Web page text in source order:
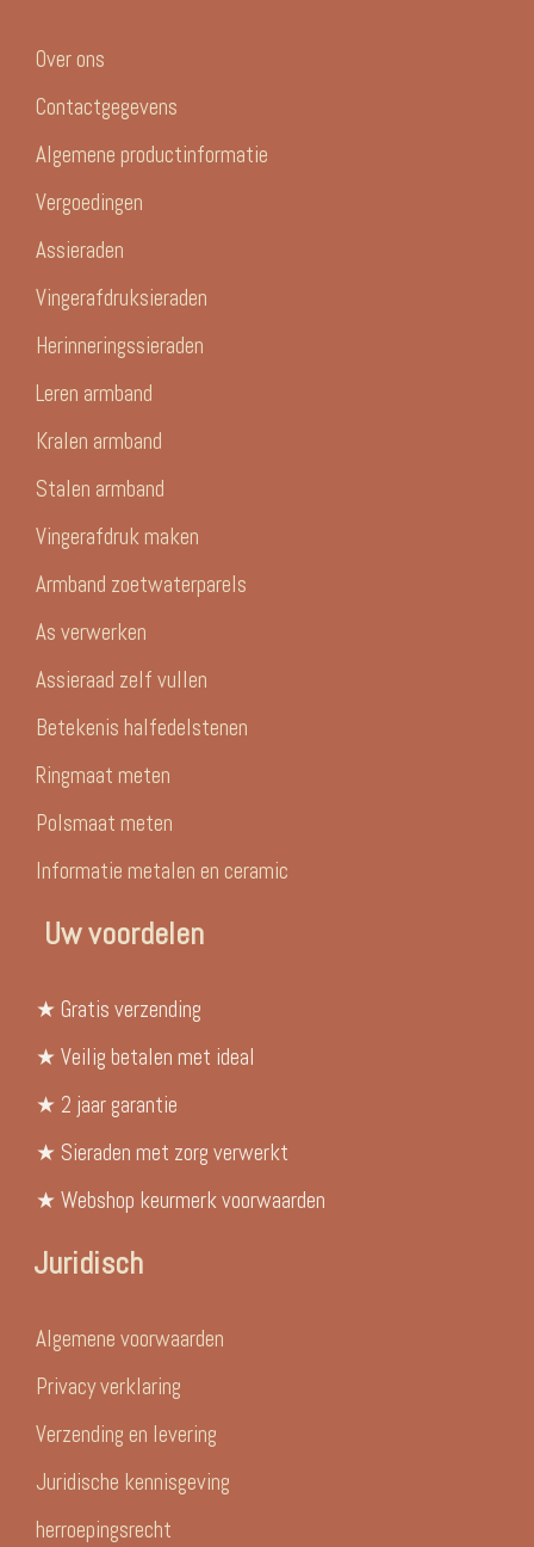
Over ons
Contactgegevens
Algemene productinformatie
Vergoedingen
Assieraden
Vingerafdruksieraden
Herinneringssieraden
Leren armband
Kralen armband
Stalen armband
Vingerafdruk maken
Armband zoetwaterparels
As verwerken
Assieraad zelf vullen
Betekenis halfedelstenen
Ringmaat meten
Polsmaat meten
Informatie metalen en ceramic
Uw voordelen
★ Gratis verzending
★ Veilig betalen met ideal
★ 2 jaar garantie
★ Sieraden met zorg verwerkt
★ Webshop keurmerk voorwaarden
Juridisch
Algemene voorwaarden
Privacy verklaring
Verzending en levering
Juridische kennisgeving
herroepingsrecht